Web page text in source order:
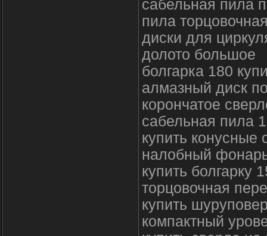
сабельная пила
пила
диски для
долото большое
болгарка 180
алмазный диск
корончатое
сабельная пила
купить конусные
налобный
купить болгарку
торцовочная
купить
компактный